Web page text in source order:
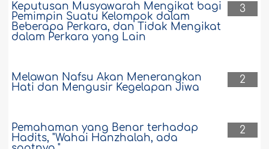
3
Keputusan Musyawarah Mengikat bagi
Pemimpin Suatu Kelompok dalam
Beberapa Perkara, dan Tidak Mengikat
dalam Perkara yang Lain
2
Melawan Nafsu Akan Menerangkan
Hati dan Mengusir Kegelapan Jiwa
2
Pemahaman yang Benar terhadap
Hadits, "Wahai Hanzhalah, ada